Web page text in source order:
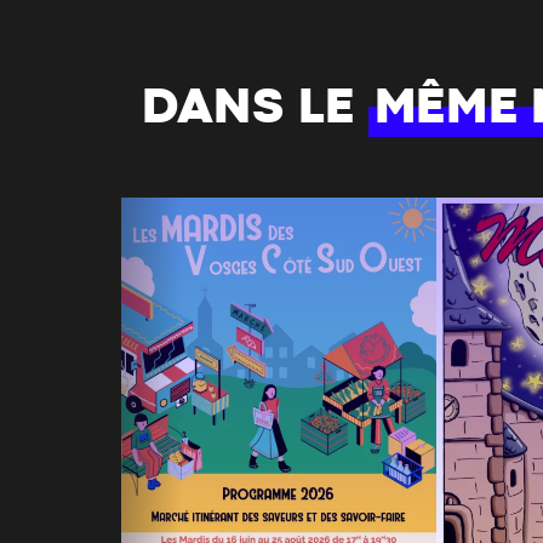
DANS LE MÊME